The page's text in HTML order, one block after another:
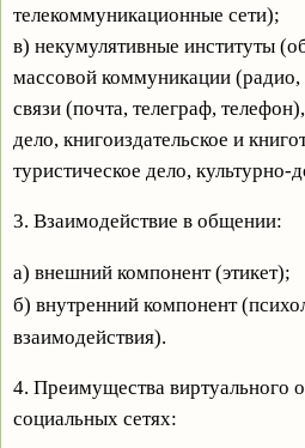
телекоммуникационные сети);
в) некумулятивные институты
массовой коммуникации (радио,
связи (почта, телеграф,
дело, книгоиздательское и
туристическое дело, культурно-
3. Взаимодействие в общении:
а) внешний компонент (этикет);
б) внутренний компонент
взаимодействия).
4. Преимущества виртуального
социальных сетях: